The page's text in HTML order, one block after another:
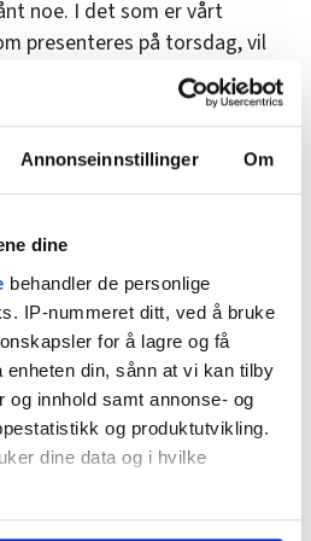
Annonseinnstillinger Om
dine
behandler de personlige
IP-nummeret ditt, ved å bruke
for å lagre og få
enheten din, sånn at vi kan tilby
og innhold samt annonse- og
og produktutvikling.
dine data og i hvilke
noe. I det som er vårt
presenteres på torsdag, vil
vi foreslår.